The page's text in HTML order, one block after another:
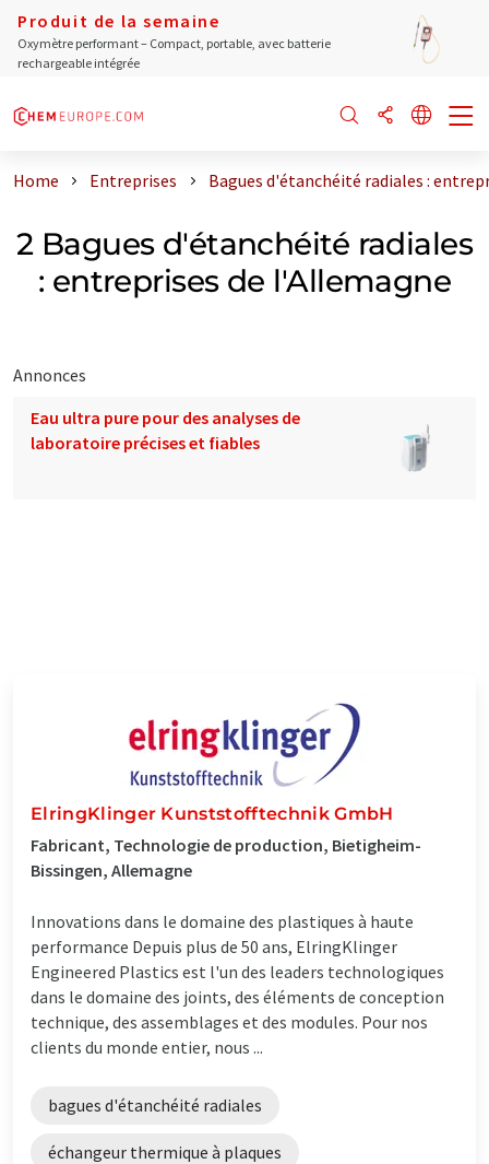
Produit de la semaine
Oxymètre performant – Compact, portable, avec batterie
rechargeable intégrée
Home Entreprises Bagues d'étanchéité radiales :
2 Bagues d'étanchéité radiales
: entreprises de l'Allemagne
Annonces
Eau ultra pure pour des analyses de
laboratoire précises et fiables
ElringKlinger Kunststofftechnik GmbH
Fabricant, Technologie de production, Bietigheim-
Bissingen, Allemagne
Innovations dans le domaine des plastiques à haute
performance Depuis plus de 50 ans, ElringKlinger
Engineered Plastics est l'un des leaders technologiques
dans le domaine des joints, des éléments de conception
technique, des assemblages et des modules. Pour nos
clients du monde entier, nous ...
bagues d'étanchéité radiales
échangeur thermique à plaques